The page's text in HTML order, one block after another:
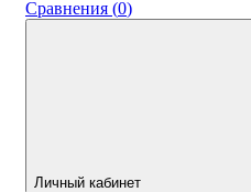
Сравнения (0)
Личный кабинет